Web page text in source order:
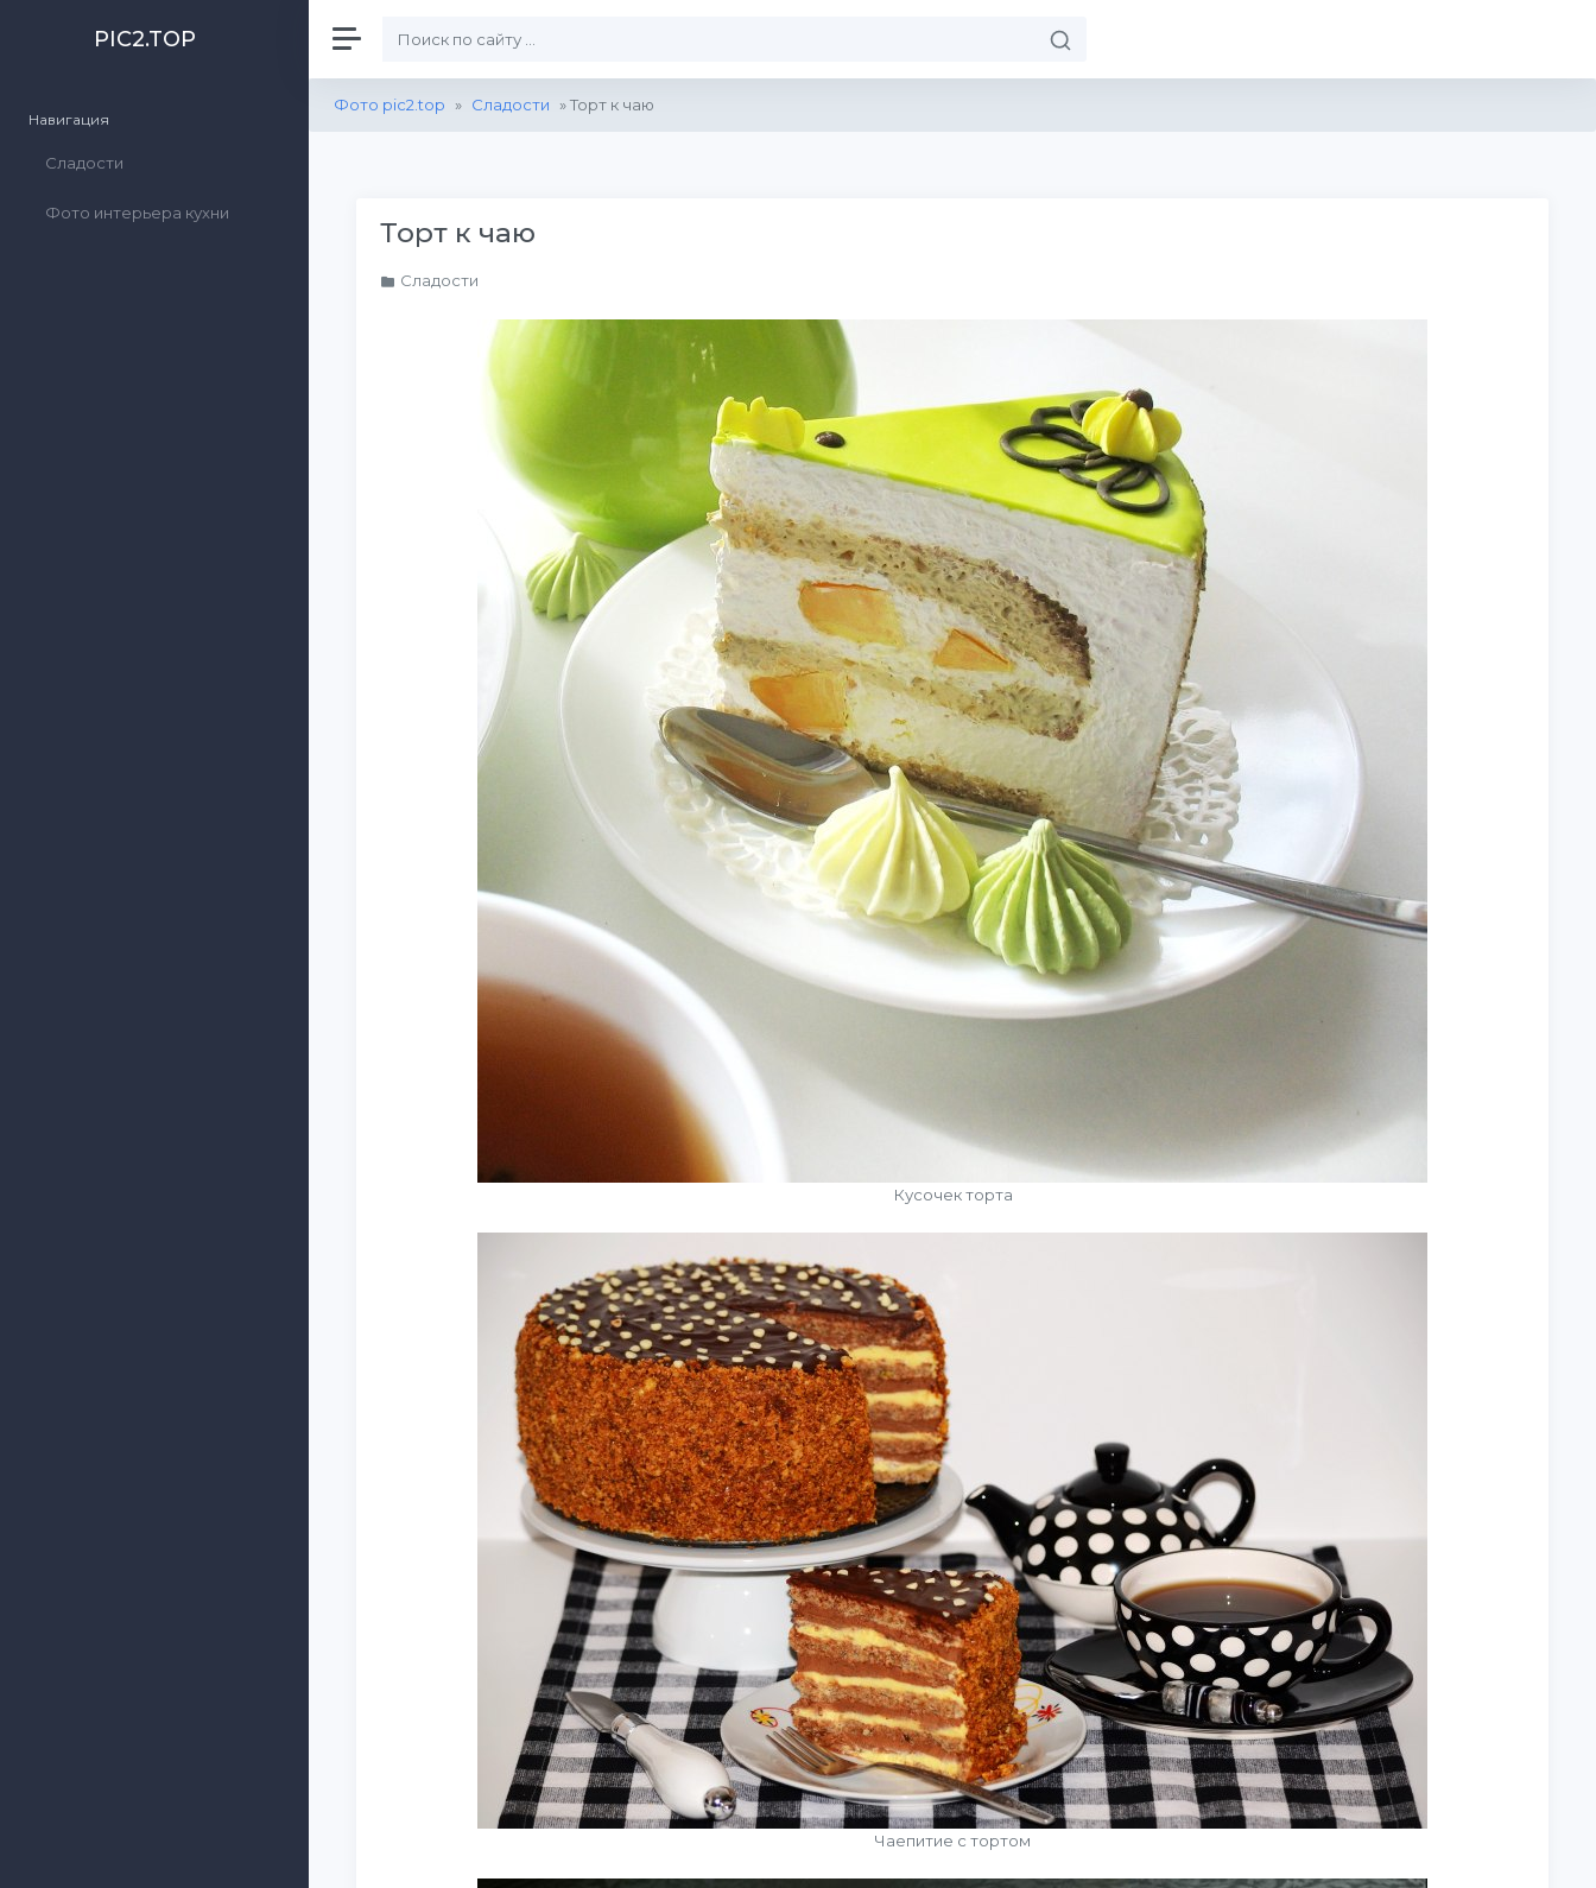
PIC2.TOP
Навигация
Сладости
Фото интерьера кухни
Фото pic2.top » Сладости » Торт к чаю
Торт к чаю
Сладости
Кусочек торта
Чаепитие с тортом